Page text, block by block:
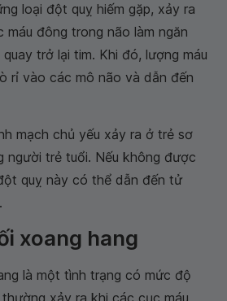
loại đột quỵ hiếm gặp, xảy ra
máu đông trong não làm ngăn
trở lại tim. Khi đó, lượng máu
rỉ vào các mô não và dẫn đến
mạch chủ yếu xảy ra ở trẻ sơ
người trẻ tuổi. Nếu không được
quỵ này có thể dẫn đến tử
xoang hang
là một tình trạng có mức độ